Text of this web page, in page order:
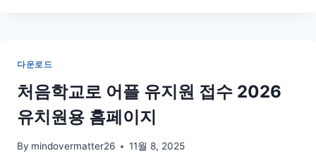
증
온
라
발
다운로드
처음학교로 어플 유지원 접수 2026
유치원용 홈페이지
By mindovermatter26 11월 8, 2025